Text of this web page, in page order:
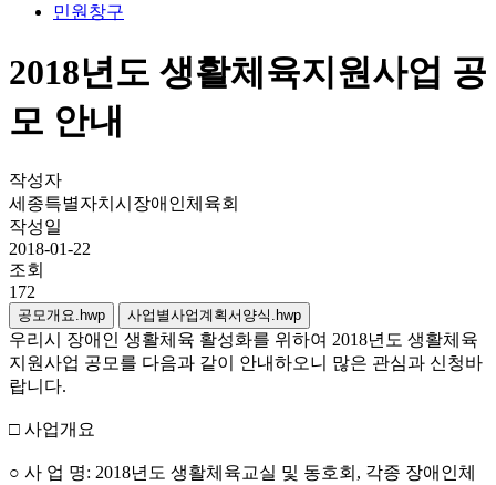
민원창구
2018년도 생활체육지원사업 공
모 안내
작성자
세종특별자치시장애인체육회
작성일
2018-01-22
조회
172
공모개요.hwp 사업별사업계획서양식.hwp
우리시 장애인 생활체육 활성화를 위하여 2018년도 생활체육
지원사업 공모를 다음과 같이 안내하오니 많은 관심과 신청바
랍니다.
□ 사업개요
○ 사 업 명: 2018년도 생활체육교실 및 동호회, 각종 장애인체